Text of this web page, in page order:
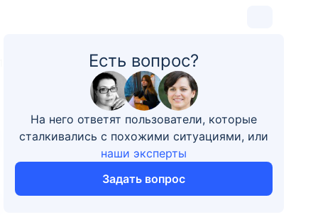
Есть вопрос?
На него ответят пользователи, которые
сталкивались с похожими ситуациями, или
наши эксперты
Задать вопрос